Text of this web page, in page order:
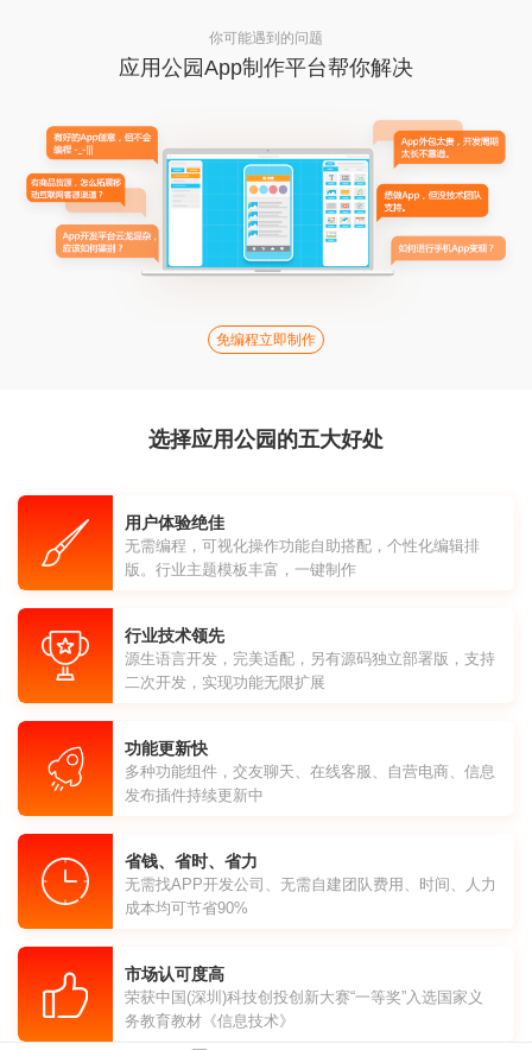
你可能遇到的问题
应用公园App制作平台帮你解决
免编程立即制作
选择应用公园的五大好处
用户体验绝佳
无需编程，可视化操作功能自助搭配，个性化编辑排
版。行业主题模板丰富，一键制作
行业技术领先
源生语言开发，完美适配，另有源码独立部署版，支持
二次开发，实现功能无限扩展
功能更新快
多种功能组件，交友聊天、在线客服、自营电商、信息
发布插件持续更新中
省钱、省时、省力
无需找APP开发公司、无需自建团队费用、时间、人力
成本均可节省90%
市场认可度高
荣获中国(深圳)科技创投创新大赛“一等奖”入选国家义
务教育教材《信息技术》